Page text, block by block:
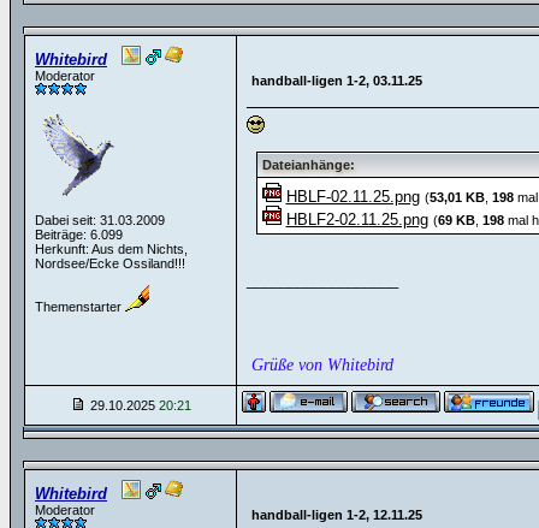
Whitebird
Moderator
Dabei seit: 31.03.2009
Beiträge: 6.099
Herkunft: Aus dem Nichts,
Nordsee/Ecke Ossiland!!!
Themenstarter
handball-ligen 1-2, 03.11.25
Dateianhänge:
HBLF-02.11.25.png (53,01 KB, 198mal
HBLF2-02.11.25.png (69 KB, 198mal
Grüße von Whitebird
29.10.2025 20:21
Whitebird
Moderator handball-ligen 1-2, 12.11.25